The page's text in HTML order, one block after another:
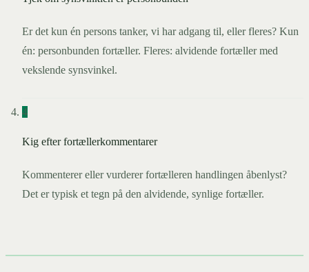
Er det kun én persons tanker, vi har adgang til, eller fleres? Kun
én: personbunden fortæller. Fleres: alvidende fortæller med
vekslende synsvinkel.
4
Kig efter fortællerkommentarer
Kommenterer eller vurderer fortælleren handlingen åbenlyst?
Det er typisk et tegn på den alvidende, synlige fortæller.